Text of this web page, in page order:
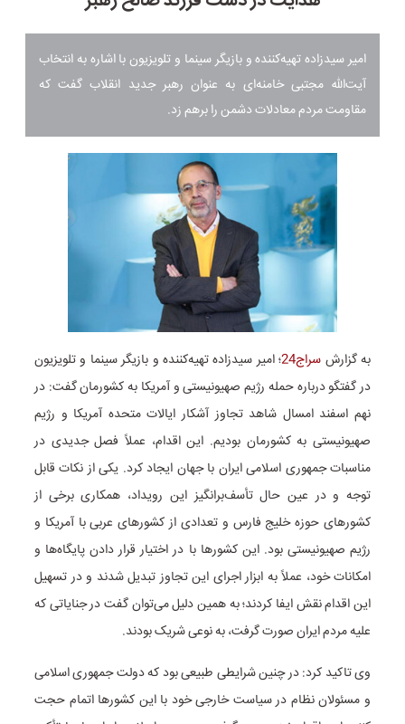
امیر سیدزاده تهیه‌کننده و بازیگر سینما و تلویزیون با اشاره به انتخاب
آیت‌الله مجتبی خامنه‌ای به عنوان رهبر جدید انقلاب گفت که
مقاومت مردم معادلات دشمن را برهم زد.
به گزارش سراج24
؛ امیر سیدزاده تهیه‌کننده و بازیگر سینما و تلویزیون
در گفتگو درباره حمله رژیم صهیونیستی و آمریکا به کشورمان گفت: در
نهم اسفند امسال شاهد تجاوز آشکار ایالات متحده آمریکا و رژیم
صهیونیستی به کشورمان بودیم. این اقدام، عملاً فصل جدیدی در
مناسبات جمهوری اسلامی ایران با جهان ایجاد کرد. یکی از نکات قابل
توجه و در عین حال تأسف‌برانگیز این رویداد، همکاری برخی از
کشورهای حوزه خلیج فارس و تعدادی از کشورهای عربی با آمریکا و
رژیم صهیونیستی بود. این کشورها با در اختیار قرار دادن پایگاه‌ها و
امکانات خود، عملاً به ابزار اجرای این تجاوز تبدیل شدند و در تسهیل
این اقدام نقش ایفا کردند؛ به همین دلیل می‌توان گفت در جنایاتی که
علیه مردم ایران صورت گرفت، به نوعی شریک بودند.
وی تاکید کرد: در چنین شرایطی طبیعی بود که دولت جمهوری اسلامی
و مسئولان نظام در سیاست خارجی خود با این کشورها اتمام حجت